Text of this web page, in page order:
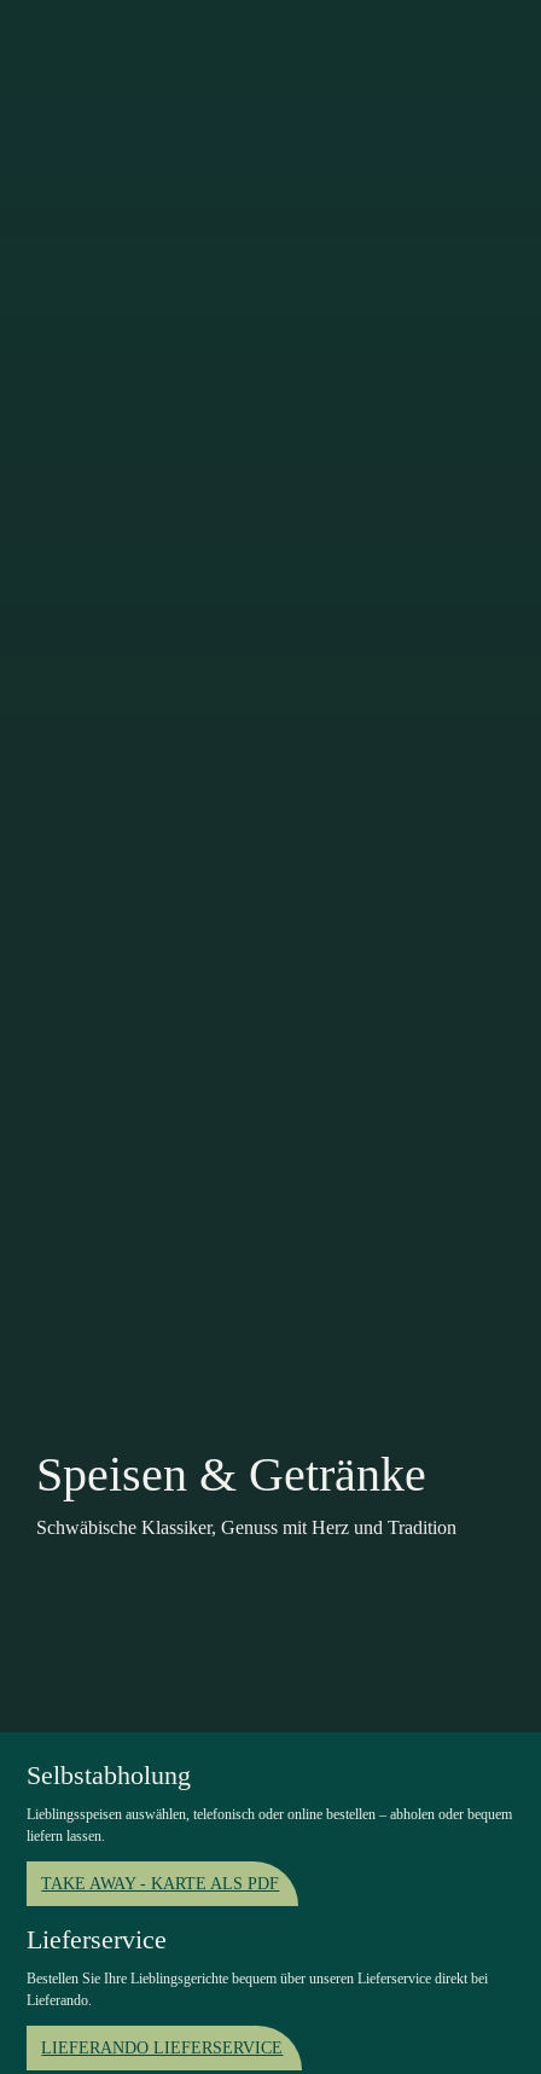
Speisen & Getränke
Schwäbische Klassiker, Genuss mit Herz und Tradition
Selbstabholung
Lieblingsspeisen auswählen, telefonisch oder online bestellen – abholen oder bequem
liefern lassen.
TAKE AWAY - KARTE ALS PDF
Lieferservice
Bestellen Sie Ihre Lieblingsgerichte bequem über unseren Lieferservice direkt bei
Lieferando.
LIEFERANDO LIEFERSERVICE